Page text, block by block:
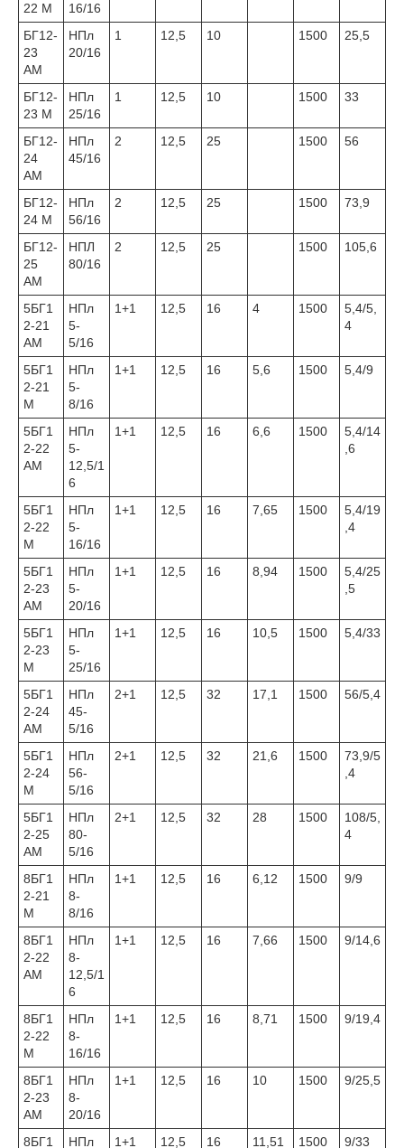
22 М
16/16
БГ12-
23
АМ
НПл
20/16
1 12,5 10 1500 25,5
БГ12-
23 М
НПл
25/16
1 12,5 10 1500 33
БГ12-
24
АМ
НПл
45/16
2 12,5 25 1500 56
БГ12-
24 М
НПл
56/16
2 12,5 25 1500 73,9
БГ12-
25
АМ
НПЛ
80/16
2 12,5 25 1500 105,6
5БГ1
2-21
АМ
НПл
5-
5/16
1+1 12,5 16 4 1500
5,4/5,
4
5БГ1
2-21
М
НПл
5-
8/16
1+1 12,5 16 5,6 1500 5,4/9
5БГ1
2-22
АМ
НПл
5-
12,5/1
6
1+1 12,5 16 6,6 1500
5,4/14
,6
5БГ1
2-22
М
НПл
5-
16/16
1+1 12,5 16 7,65 1500
5,4/19
,4
5БГ1
2-23
АМ
НПл
5-
20/16
1+1 12,5 16 8,94 1500
5,4/25
,5
5БГ1
2-23
М
НПл
5-
25/16
1+1 12,5 16 10,5 1500 5,4/33
5БГ1
2-24
АМ
НПл
45-
5/16
2+1 12,5 32 17,1 1500 56/5,4
5БГ1
2-24
М
НПл
56-
5/16
2+1 12,5 32 21,6 1500
73,9/5
,4
5БГ1
2-25
АМ
НПл
80-
5/16
2+1 12,5 32 28 1500
108/5,
4
8БГ1
2-21
М
НПл
8-
8/16
1+1 12,5 16 6,12 1500 9/9
8БГ1
2-22
АМ
НПл
8-
12,5/1
6
1+1 12,5 16 7,66 1500 9/14,6
8БГ1
2-22
М
НПл
8-
16/16
1+1 12,5 16 8,71 1500 9/19,4
8БГ1
2-23
АМ
НПл
8-
20/16
1+1 12,5 16 10 1500 9/25,5
8БГ1 НПл 1+1 12,5 16 11,51 1500 9/33